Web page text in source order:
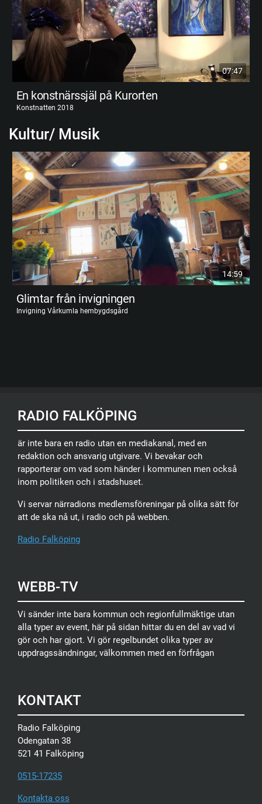
07:47
En konstnärssjäl på Kurorten
Konstnatten 2018
Kultur/ Musik
14:59
Glimtar från invigningen
Invigning Vårkumla hembygdsgård
RADIO FALKÖPING
är inte bara en radio utan en mediakanal, med en
redaktion och ansvarig utgivare. Vi bevakar och
rapporterar om vad som händer i kommunen men också
inom politiken och i stadshuset.
Vi servar närradions medlemsföreningar på olika sätt för
att de ska nå ut, i radio och på webben.
Radio Falköping
WEBB-TV
Vi sänder inte bara kommun och regionfullmäktige utan
alla typer av event, här på sidan hittar du en del av vad vi
gör och har gjort. Vi gör regelbundet olika typer av
uppdragssändningar, välkommen med en förfrågan
KONTAKT
Radio Falköping
Odengatan 38
521 41 Falköping
0515-17235
Kontakta oss